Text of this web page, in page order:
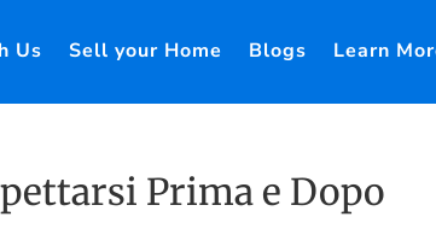
Us Sell your Home Blogs Learn
Prima e Dopo